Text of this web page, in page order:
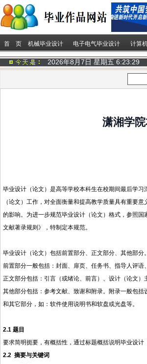
首 页 机械毕业设计 电子电气毕业设计 计算
2026年8月7日 星期五 6:23:30
潇湘学
毕业设计（论文 ） 是高等学校本科生在校期间最后学
（论文 ） 工作，对全面衡量和提高教学质量具有重要
的影响。为进一步规范毕业设计（论文 ） 格式，参照国
文献著录规则》，特制定本规范。
毕业设计（论文）包括前置部分、正文部分、其他部分。
前置部分一般包括：封面、扉页、任务书、指导人评
正文部分包括：引言（或绪论、前言）、设计（论文）
其他部分包括：参考文献、致谢和附录。附录一般包
和其它部分，如：软件使用说明书和软盘或光盘等。
2.1 题目
要求简明扼要，有概括性，通过标题概括说明毕业设
2.2 摘要与关键词